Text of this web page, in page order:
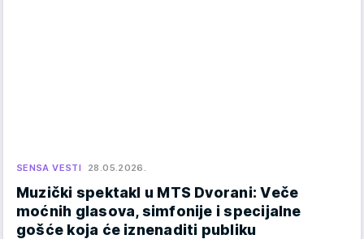
SENSA VESTI 28.05.2026.
Muzički spektakl u MTS Dvorani: Veče
moćnih glasova, simfonije i specijalne
gošće koja će iznenaditi publiku